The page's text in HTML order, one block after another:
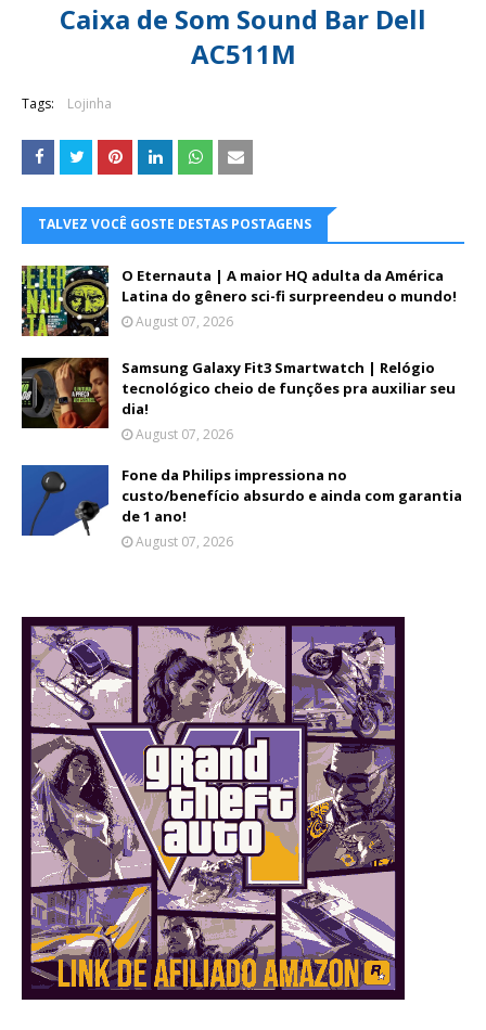
Caixa de Som Sound Bar Dell
AC511M
Tags: Lojinha
TALVEZ VOCÊ GOSTE DESTAS POSTAGENS
O Eternauta | A maior HQ adulta da América
Latina do gênero sci-fi surpreendeu o mundo!
August 07, 2026
Samsung Galaxy Fit3 Smartwatch | Relógio
tecnológico cheio de funções pra auxiliar seu
dia!
August 07, 2026
Fone da Philips impressiona no
custo/benefício absurdo e ainda com garantia
de 1 ano!
August 07, 2026